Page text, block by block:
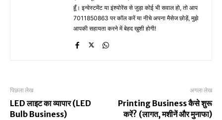
हूँ। इन्वेस्टमेंट या इंश्योरेंस से जुड़ा कोई भी सवाल हो, तो आप
7011850863 पर कॉल करें या नीचे अपना मैसेज छोड़ें, मुझे
आपकी सहायता करने में बेहद खुशी होगी!
पिछला लेख
LED लाइट का व्यापार (LED
Bulb Business)
अगला लेख
Printing Business कैसे शुरू
करें? (लागत, मशीनें और मुनाफा)